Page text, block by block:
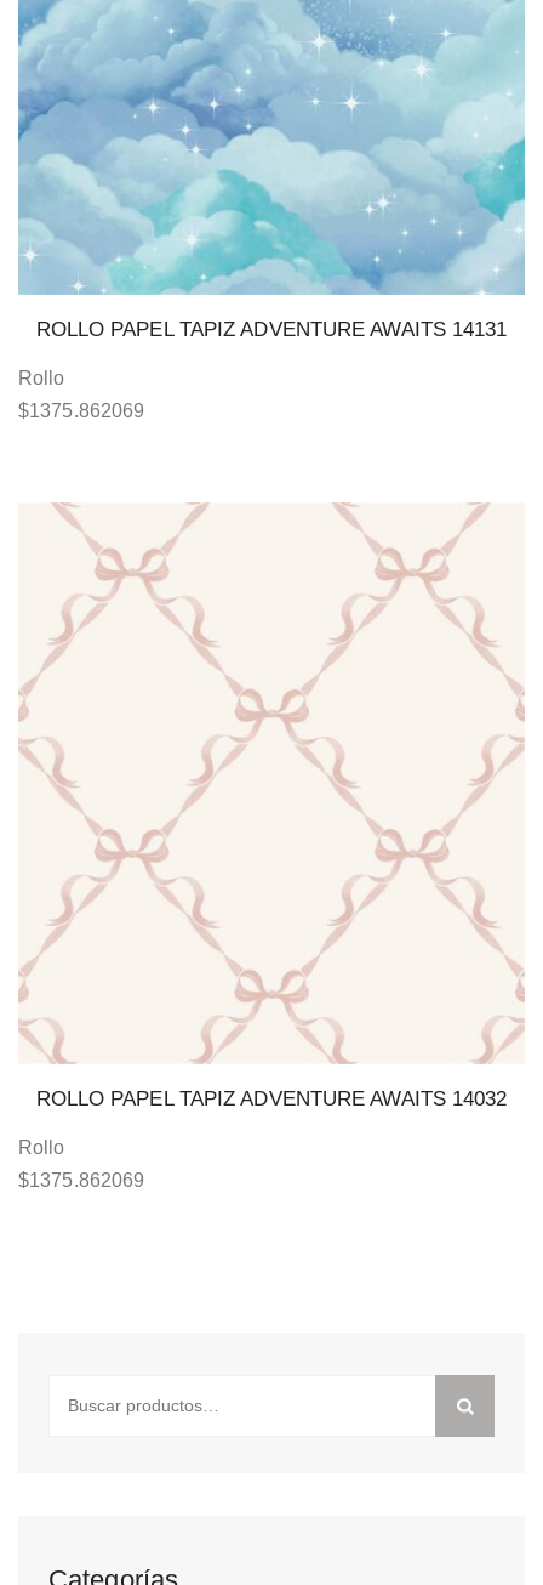
ROLLO PAPEL TAPIZ ADVENTURE AWAITS 14131
Rollo
$1375.862069
ROLLO PAPEL TAPIZ ADVENTURE AWAITS 14032
Rollo
$1375.862069